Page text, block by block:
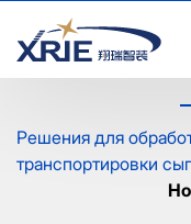
Решения для
транспортировки